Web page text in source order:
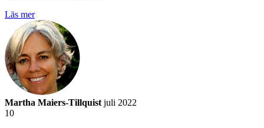
Läs mer
Martha Maiers-Tillquist juli 2022
10